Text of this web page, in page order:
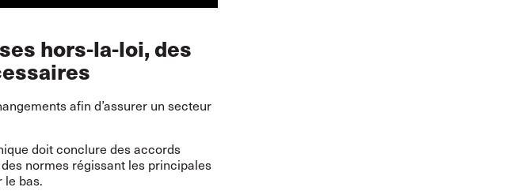
hors-la-loi, des
afin d’assurer un secteur
doit conclure des accords
normes régissant les principales
le bas.